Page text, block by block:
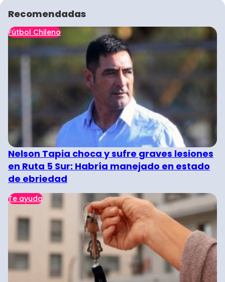
Recomendadas
Fútbol Chileno
Nelson Tapia choca y sufre graves lesiones
en Ruta 5 Sur: Habría manejado en estado
de ebriedad
Te ayuda